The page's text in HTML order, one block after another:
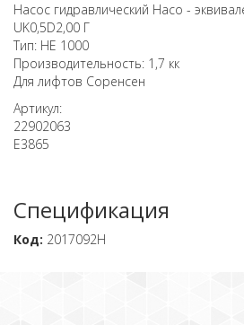
Насос гидравлический Haco -
UK0,5D2,00 Г
Тип: HE 1000
Производительность: 1,7 кк
Для лифтов Соренсен
Артикул:
22902063
E3865
Спецификация
Код: 2017092H